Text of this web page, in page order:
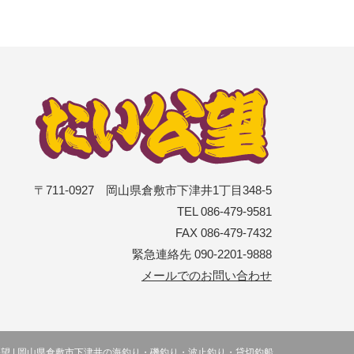
〒711-0927 岡山県倉敷市下津井1丁目348-5
TEL 086-479-9581
FAX 086-479-7432
緊急連絡先 090-2201-9888
メールでのお問い合わせ